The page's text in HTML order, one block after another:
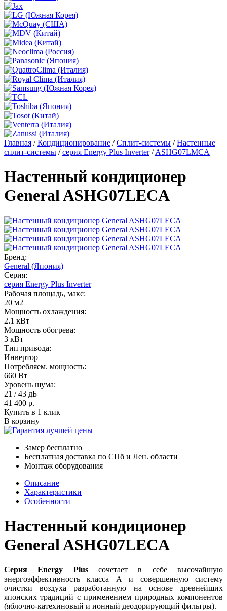
Главная /Кондиционирование /Сплит-системы /Настенные
сплит-системы /серия Energy Plus Inverter/ASHG07LMCA
Настенный кондиционер
General ASHG07LECA
Бренд:
General (Япония)
Серия:
серия Energy Plus Inverter
Рабочая площадь, макс:
20 м2
Мощность охлаждения:
2.1 кВт
Мощность обогрева:
3 кВт
Тип привода:
Инвертор
Потребляем. мощность:
660 Вт
Уровень шума:
21 / 43 дБ
41 400 р.
Купить в 1 клик
В корзину
Замер бесплатно
Бесплатная доставка по СПб и Лен. области
Монтаж оборудования
Описание
Характеристики
Особенности
Настенный кондиционер
General ASHG07LECA
Серия Energy Plus сочетает в себе высочайшую
энергоэффективность класса А и совершенную систему
очистки воздуха разработанную на основе древнейших
японских традиций с применением природных компонентов
(яблочно-катехиновый и ионный деодорирующий фильтры).